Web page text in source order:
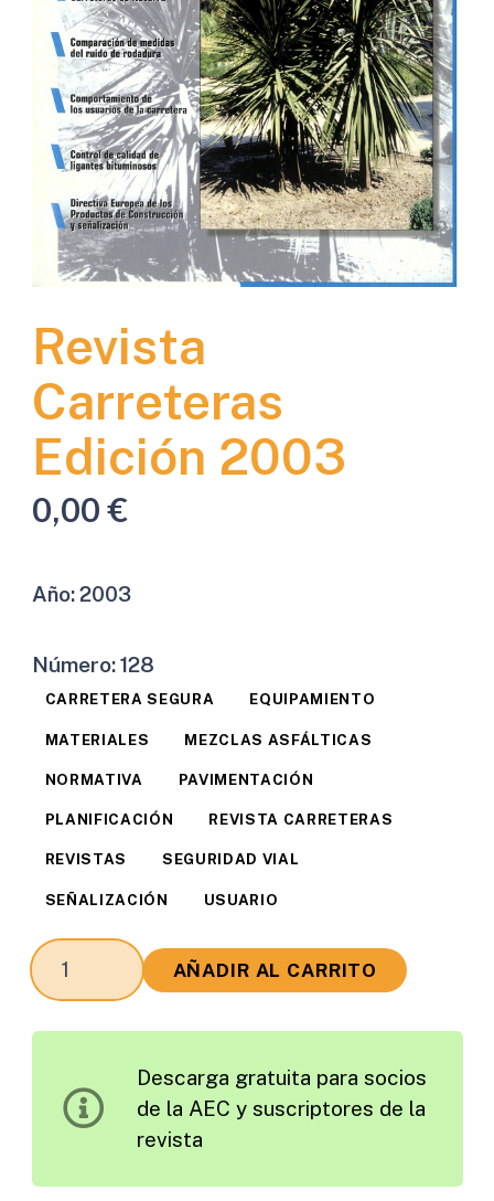
Revista
Carreteras
Edición 2003
0,00€
Año:2003
Número:128
CARRETERA SEGURA EQUIPAMIENTO
MATERIALES MEZCLAS ASFÁLTICAS
NORMATIVA PAVIMENTACIÓN
PLANIFICACIÓN REVISTA CARRETERAS
REVISTAS SEGURIDAD VIAL
SEÑALIZACIÓN USUARIO
Revista
Carreteras
AÑADIR AL CARRITO
Descarga gratuita para socios
de la AEC y suscriptores de la
revista